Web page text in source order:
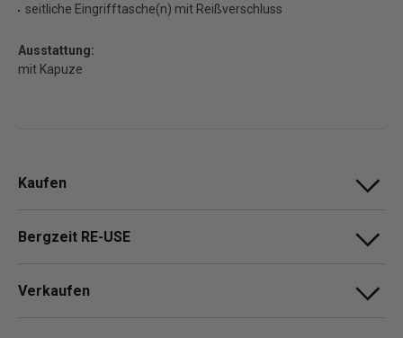
seitliche Eingrifftasche(n) mit Reißverschluss
Ausstattung:
mit Kapuze
Kaufen
Bergzeit RE-USE
Verkaufen